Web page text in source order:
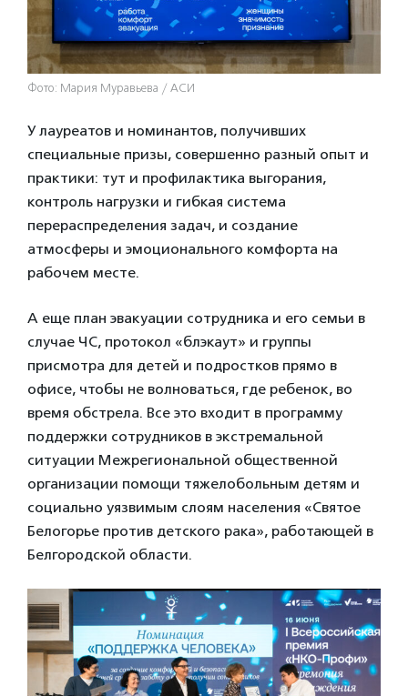
Фото: Мария Муравьева / АСИ
У лауреатов и номинантов, получивших
специальные призы, совершенно разный опыт и
практики: тут и профилактика выгорания,
контроль нагрузки и гибкая система
перераспределения задач, и создание
атмосферы и эмоционального комфорта на
рабочем месте.
А еще план эвакуации сотрудника и его семьи в
случае ЧС, протокол «блэкаут» и группы
присмотра для детей и подростков прямо в
офисе, чтобы не волноваться, где ребенок, во
время обстрела. Все это входит в программу
поддержки сотрудников в экстремальной
ситуации Межрегиональной общественной
организации помощи тяжелобольным детям и
социально уязвимым слоям населения «Святое
Белогорье против детского рака», работающей в
Белгородской области.